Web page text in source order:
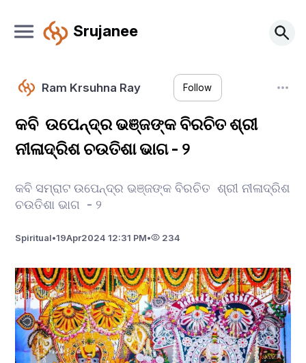
Srujanee
Ram Krsuhna Ray Follow
କବି ଉପେନ୍ଦ୍ର ଭଞ୍ଜଙ୍କ ବିରଚିତ ଶ୍ରୀ
ନୀଳାଦ୍ରିଶ ଚଉତିଶା ଭାଗ - ୨
କବି ସମ୍ରାଟ ଉପେନ୍ଦ୍ର ଭଞ୍ଜଙ୍କ ବିରଚିତ ଶ୍ରୀ ନୀଳାଦ୍ରିଶ
ଚଉତିଶା ଭାଗ - ୨
Spiritual•19Apr2024 12:31 PM• 234